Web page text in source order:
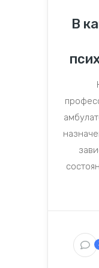
В